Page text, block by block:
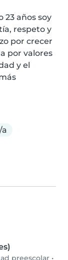
23 años soy
respeto y
por crecer
por valores
y el
preescolar •